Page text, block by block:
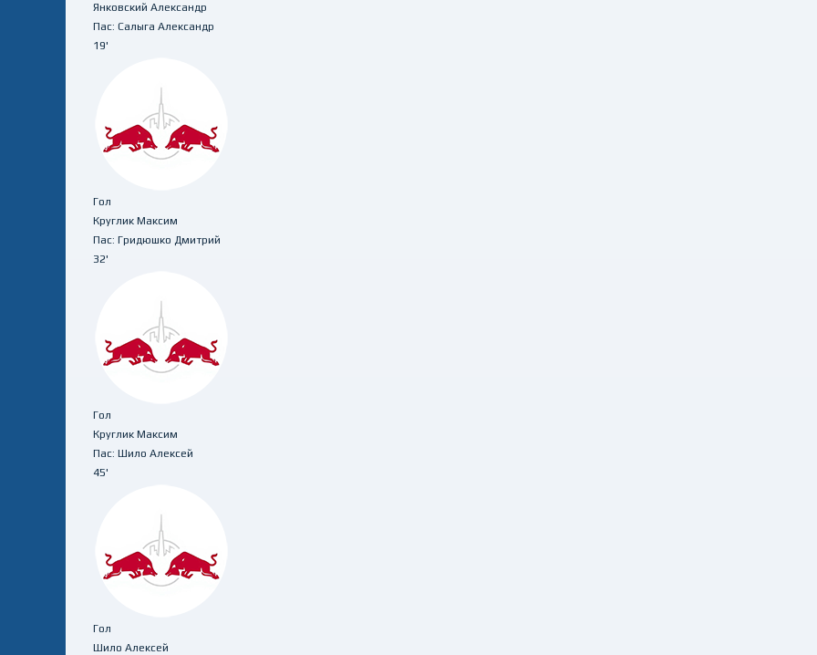
Янковский Александр
Пас: Салыга Александр
19'
Гол
Круглик Максим
Пас: Гридюшко Дмитрий
32'
Гол
Круглик Максим
Пас: Шило Алексей
45'
Гол
Шило Алексей